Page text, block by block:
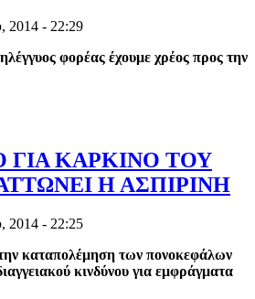
2014 - 22:29
φορέας έχουμε χρέος προς την
ΓΙΑ ΚΑΡΚΙΝΟ ΤΟΥ
Η ΑΣΠΙΡΙΝΗ
2014 - 22:25
καταπολέμηση των πονοκεφάλων
κινδύνου για εμφράγματα